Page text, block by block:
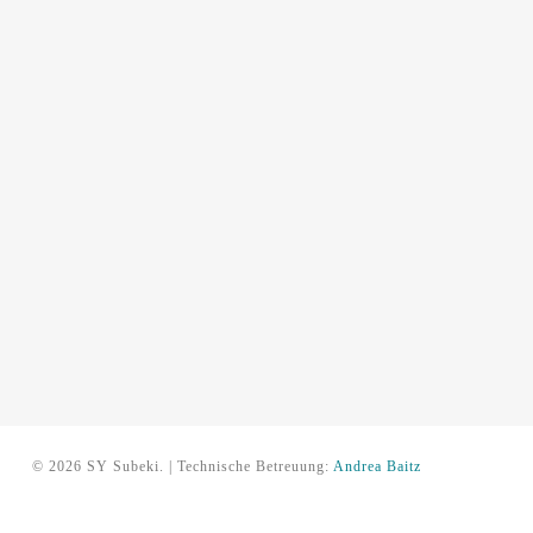
© 2026 SY Subeki. | Technische Betreuung: Andrea Baitz